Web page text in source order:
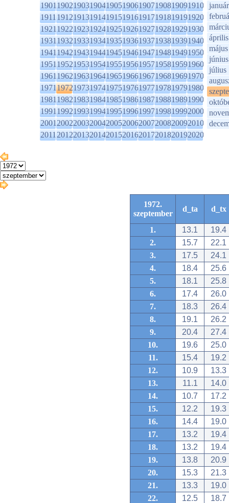
1901190219031904190519061907190819091910
1911191219131914191519161917191819191920
1921192219231924192519261927192819291930
1931193219331934193519361937193819391940
1941194219431944194519461947194819491950
1951195219531954195519561957195819591960
1961196219631964196519661967196819691970
1971197219731974197519761977197819791980
1981198219831984198519861987198819891990
1991199219931994199519961997199819992000
2001200220032004200520062007200820092010
2011201220132014201520162017201820192020
január
április
május
június
július
1972.
szeptember
d_ta d_tx
1. 13.1
19.4
2.
15.7
22.1
3.
17.5
24.1
4.
18.4
25.6
5.
18.1
25.8
6.
17.4
26.0
7.
18.3
26.4
8.
19.1
26.2
9.
20.4
27.4
10.
19.6
25.0
11.
15.4
19.2
12.
10.9
13.3
13.
11.1
14.0
14.
10.7
17.2
15.
12.2
19.3
16.
14.4
19.0
17.
13.2
19.4
18.
13.2
19.4
19.
13.8
20.9
20.
15.3
21.3
21.
13.3
19.0
22.
12.5
18.7